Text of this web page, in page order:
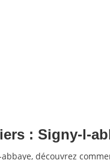
: Signy-l-
découvrez